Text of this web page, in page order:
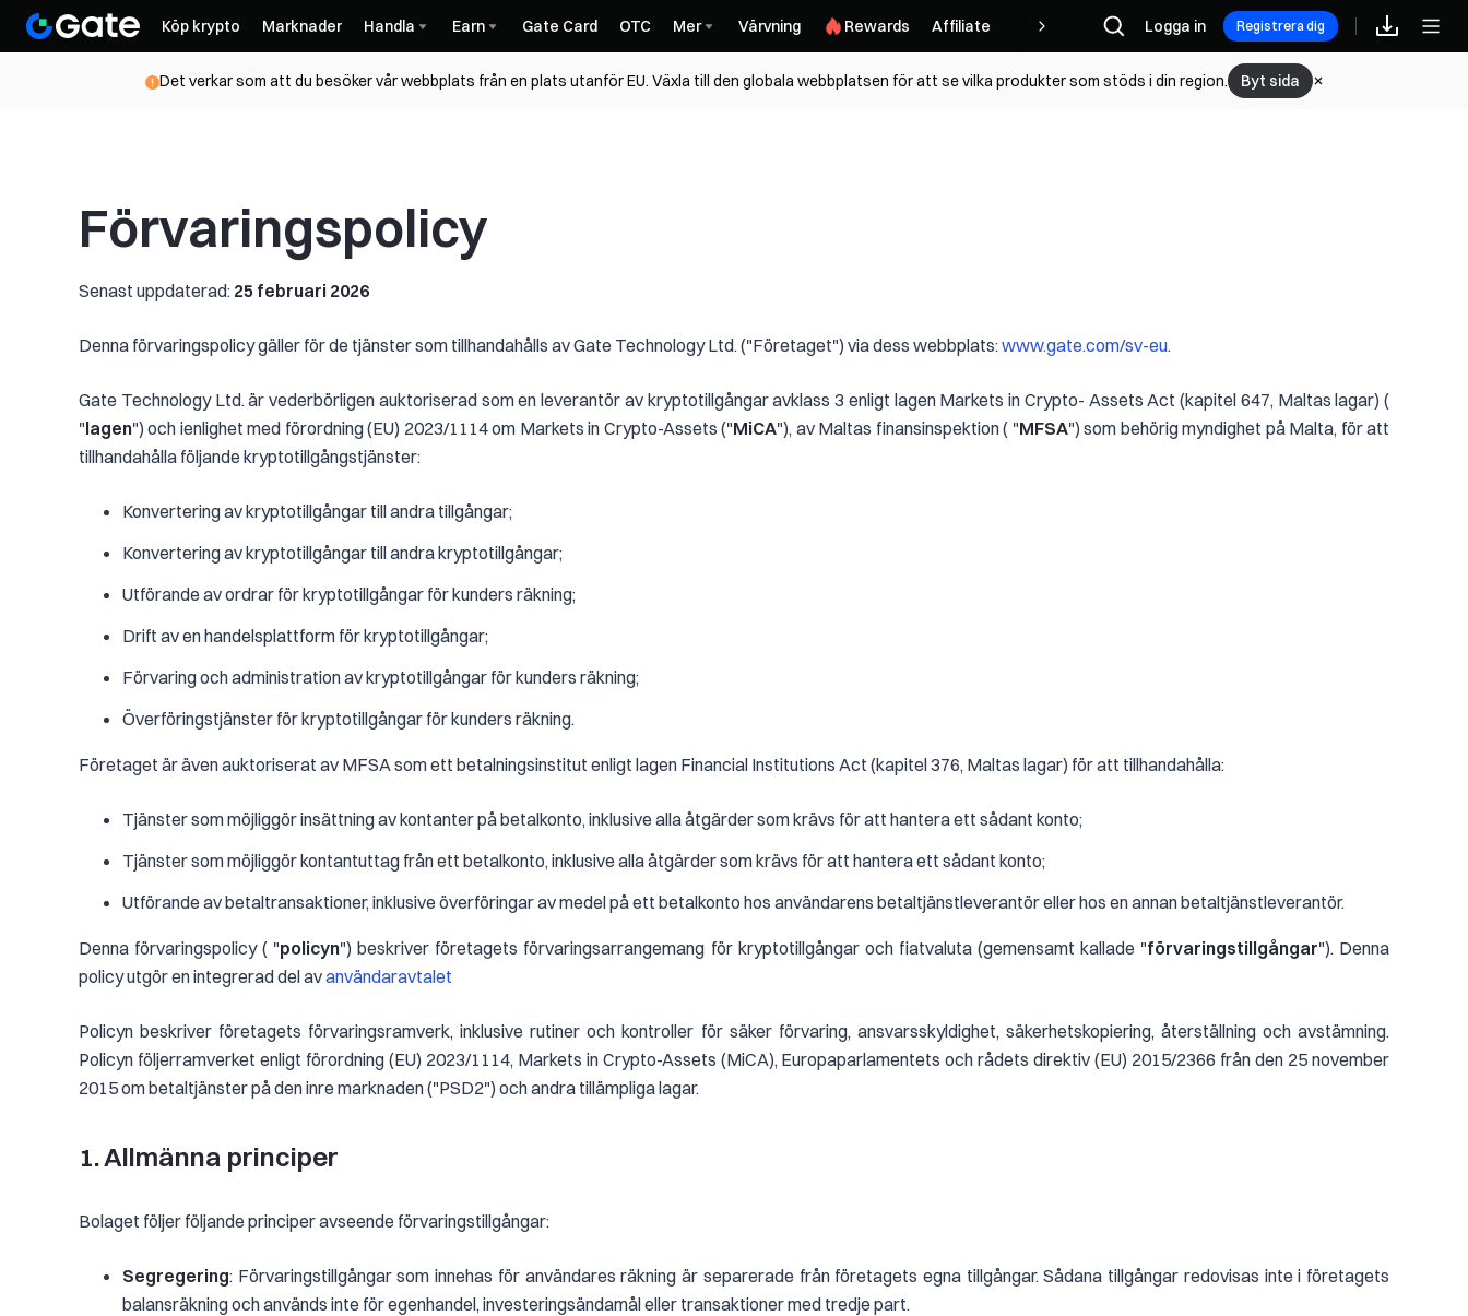
Köp krypto Marknader Handla Earn Gate Card OTC Mer Värvning Rewards Affiliate Logga in Registrera dig
Det verkar som att du besöker vår webbplats från en plats utanför EU. Växla till den globala webbplatsen för att se vilka produkter som stöds i din region. Byt sida
Förvaringspolicy
Senast uppdaterad: 25 februari 2026
Denna förvaringspolicy gäller för de tjänster som tillhandahålls av Gate Technology Ltd. ("Företaget") via dess webbplats:www.gate.com/sv-eu.
Gate Technology Ltd. är vederbörligen auktoriserad som en leverantör av kryptotillgångar avklass 3 enligt lagen Markets in Crypto- Assets Act (kapitel 647, Maltas lagar) (
"lagen") och ienlighet med förordning (EU) 2023/1114 om Markets in Crypto-Assets ("MiCA"), av Maltas finansinspektion ( "MFSA") som behörig myndighet på Malta, för att
tillhandahålla följande kryptotillgångstjänster:
Konvertering av kryptotillgångar till andra tillgångar;
Konvertering av kryptotillgångar till andra kryptotillgångar;
Utförande av ordrar för kryptotillgångar för kunders räkning;
Drift av en handelsplattform för kryptotillgångar;
Förvaring och administration av kryptotillgångar för kunders räkning;
Överföringstjänster för kryptotillgångar för kunders räkning.
Företaget är även auktoriserat av MFSA som ett betalningsinstitut enligt lagen Financial Institutions Act (kapitel 376, Maltas lagar) för att tillhandahålla:
Tjänster som möjliggör insättning av kontanter på betalkonto, inklusive alla åtgärder som krävs för att hantera ett sådant konto;
Tjänster som möjliggör kontantuttag från ett betalkonto, inklusive alla åtgärder som krävs för att hantera ett sådant konto;
Utförande av betaltransaktioner, inklusive överföringar av medel på ett betalkonto hos användarens betaltjänstleverantör eller hos en annan betaltjänstleverantör.
Denna förvaringspolicy ( "policyn") beskriver företagets förvaringsarrangemang för kryptotillgångar och fiatvaluta (gemensamt kallade "förvaringstillgångar"). Denna
policy utgör en integrerad del avanvändaravtalet
Policyn beskriver företagets förvaringsramverk, inklusive rutiner och kontroller för säker förvaring, ansvarsskyldighet, säkerhetskopiering, återställning och avstämning.
Policyn följerramverket enligt förordning (EU) 2023/1114, Markets in Crypto-Assets (MiCA), Europaparlamentets och rådets direktiv (EU) 2015/2366 från den 25 november
2015 om betaltjänster på den inre marknaden ("PSD2") och andra tillämpliga lagar.
1. Allmänna principer
Bolaget följer följande principer avseende förvaringstillgångar:
Segregering: Förvaringstillgångar som innehas för användares räkning är separerade från företagets egna tillgångar. Sådana tillgångar redovisas inte i företagets
balansräkning och används inte för egenhandel, investeringsändamål eller transaktioner med tredje part.